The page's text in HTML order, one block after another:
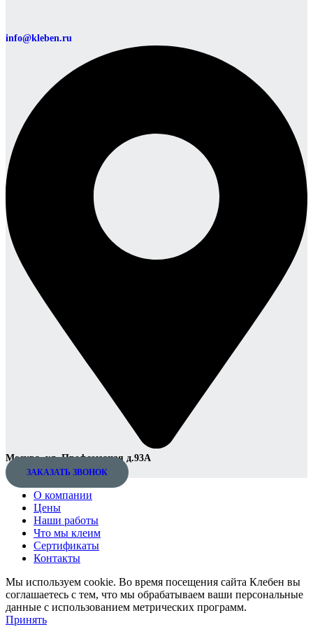
info@kleben.ru
Москва, ул. Профсоюзная д.93А
ЗАКАЗАТЬ ЗВОНОК
О компании
Цены
Наши работы
Что мы клеим
Сертификаты
Контакты
Мы используем cookie. Во время посещения сайта Клебен вы
соглашаетесь с тем, что мы обрабатываем ваши персональные
данные с использованием метрических программ.
Принять